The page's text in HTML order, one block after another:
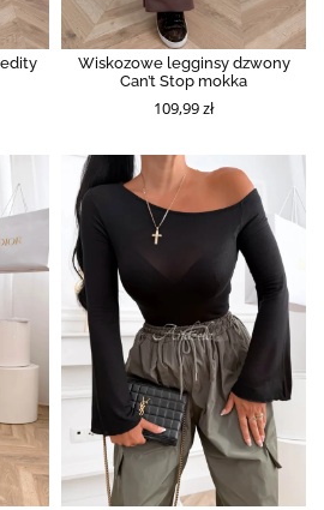
Wiskozowe legginsy dzwony
Can’t Stop mokka
109,99 zł